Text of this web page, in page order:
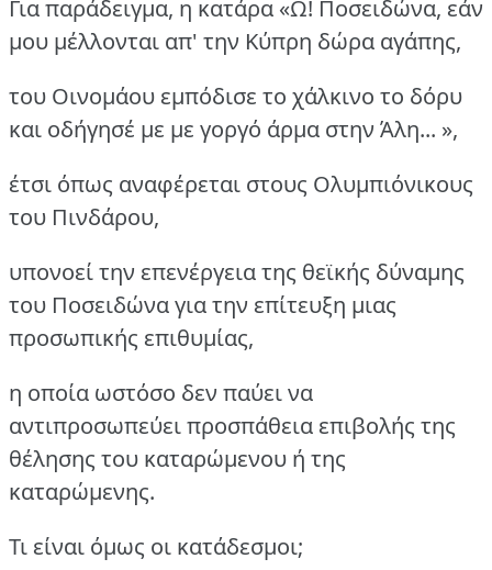
Για παράδειγμα, η κατάρα «Ω! Ποσειδώνα, εάν
μου μέλλονται απ' την Κύπρη δώρα αγάπης,
του Οινομάου εμπόδισε το χάλκινο το δόρυ
και οδήγησέ με με γοργό άρμα στην Άλη... »,
έτσι όπως αναφέρεται στους Ολυμπιόνικους
του Πινδάρου,
υπονοεί την επενέργεια της θεϊκής δύναμης
του Ποσειδώνα για την επίτευξη μιας
προσωπικής επιθυμίας,
η οποία ωστόσο δεν παύει να
αντιπροσωπεύει προσπάθεια επιβολής της
θέλησης του καταρώμενου ή της
καταρώμενης.
Τι είναι όμως οι κατάδεσμοι;